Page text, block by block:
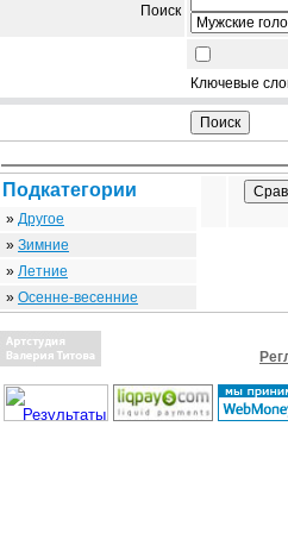
Поиск
Ключевые
Подкатегории
» Другое
» Зимние
» Летние
» Осенне-весенние